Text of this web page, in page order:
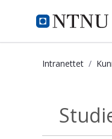
i.ntnu.no
Intranettet
Evaluere